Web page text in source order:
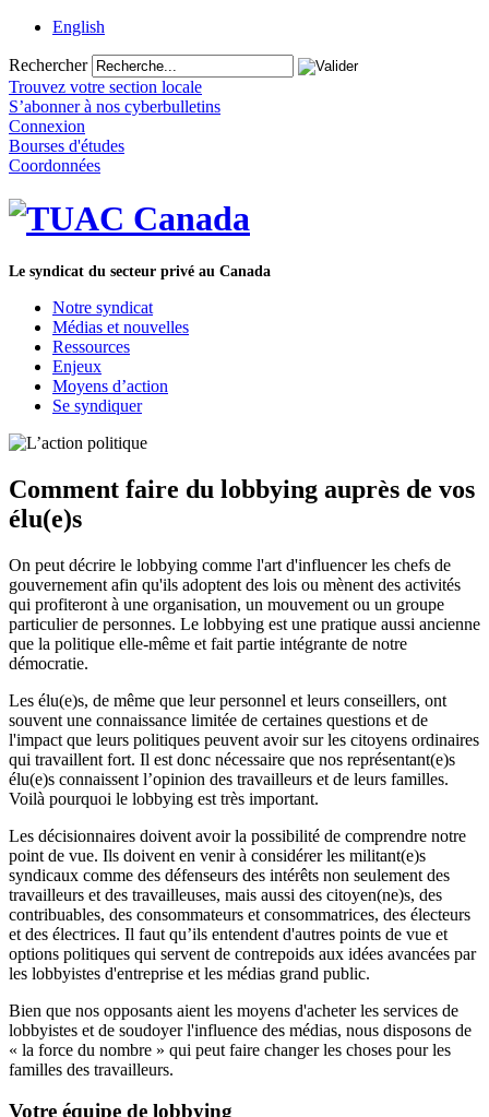
English
Rechercher
Trouvez votre section locale
S’abonner à nos cyberbulletins
Connexion
Bourses d'études
Coordonnées
Le syndicat du secteur privé au Canada
Notre syndicat
Médias et nouvelles
Ressources
Enjeux
Moyens d’action
Se syndiquer
Comment faire du lobbying auprès de vos
élu(e)s
On peut décrire le lobbying comme l'art d'influencer les chefs de
gouvernement afin qu'ils adoptent des lois ou mènent des activités
qui profiteront à une organisation, un mouvement ou un groupe
particulier de personnes. Le lobbying est une pratique aussi ancienne
que la politique elle-même et fait partie intégrante de notre
démocratie.
Les élu(e)s, de même que leur personnel et leurs conseillers, ont
souvent une connaissance limitée de certaines questions et de
l'impact que leurs politiques peuvent avoir sur les citoyens ordinaires
qui travaillent fort. Il est donc nécessaire que nos représentant(e)s
élu(e)s connaissent l’opinion des travailleurs et de leurs familles.
Voilà pourquoi le lobbying est très important.
Les décisionnaires doivent avoir la possibilité de comprendre notre
point de vue. Ils doivent en venir à considérer les militant(e)s
syndicaux comme des défenseurs des intérêts non seulement des
travailleurs et des travailleuses, mais aussi des citoyen(ne)s, des
contribuables, des consommateurs et consommatrices, des électeurs
et des électrices. Il faut qu’ils entendent d'autres points de vue et
options politiques qui servent de contrepoids aux idées avancées par
les lobbyistes d'entreprise et les médias grand public.
Bien que nos opposants aient les moyens d'acheter les services de
lobbyistes et de soudoyer l'influence des médias, nous disposons de
« la force du nombre » qui peut faire changer les choses pour les
familles des travailleurs.
Votre équipe de lobbying